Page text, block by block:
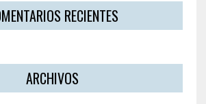
RECIENTES
ARCHIVOS